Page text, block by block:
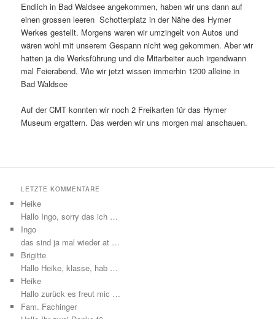
Endlich in Bad Waldsee angekommen, haben wir uns dann auf
einen grossen leeren Schotterplatz in der Nähe des Hymer
Werkes gestellt. Morgens waren wir umzingelt von Autos und
wären wohl mit unserem Gespann nicht weg gekommen. Aber wir
hatten ja die Werksführung und die Mitarbeiter auch irgendwann
mal Feierabend. Wie wir jetzt wissen immerhin 1200 alleine in
Bad Waldsee
Auf der CMT konnten wir noch 2 Freikarten für das Hymer
Museum ergattern. Das werden wir uns morgen mal anschauen.
LETZTE KOMMENTARE
Heike
Hallo Ingo, sorry das ich …
Ingo
das sind ja mal wieder at …
Brigitte
Hallo Heike, klasse, hab …
Heike
Hallo zurück es freut mic …
Fam. Fachinger